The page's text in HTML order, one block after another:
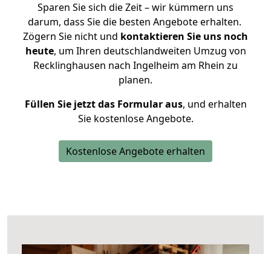
Sparen Sie sich die Zeit – wir kümmern uns
darum, dass Sie die besten Angebote erhalten.
Zögern Sie nicht und kontaktieren Sie uns noch
heute, um Ihren deutschlandweiten Umzug von
Recklinghausen nach Ingelheim am Rhein zu
planen.
Füllen Sie jetzt das Formular aus, und erhalten
Sie kostenlose Angebote.
Kostenlose Angebote erhalten